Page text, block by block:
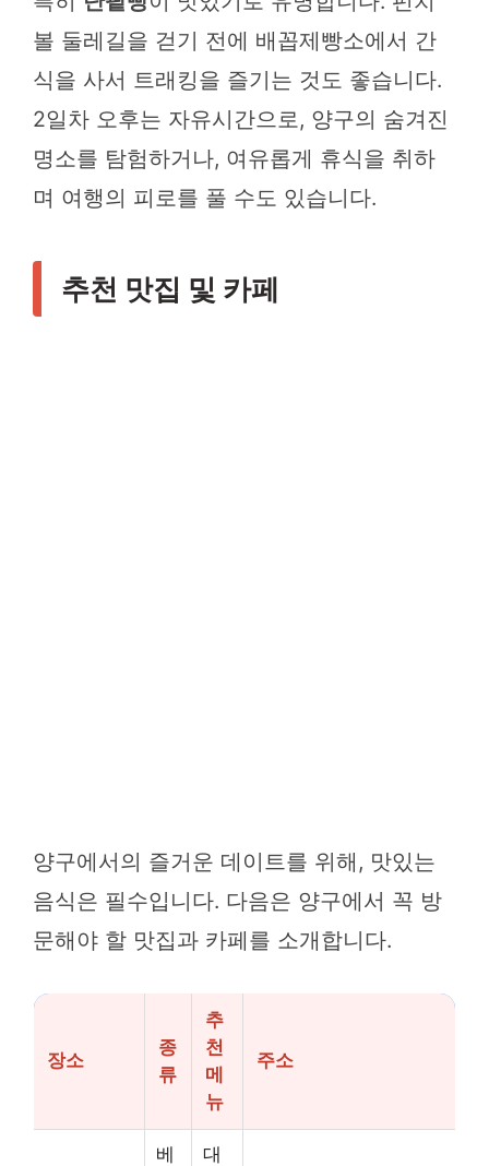
볼 둘레길을 걷기 전에 배꼽제빵소에서 간
식을 사서 트래킹을 즐기는 것도 좋습니다.
2일차 오후는 자유시간으로, 양구의 숨겨진
명소를 탐험하거나, 여유롭게 휴식을 취하
며 여행의 피로를 풀 수도 있습니다.
추천 맛집 및 카페
양구에서의 즐거운 데이트를 위해, 맛있는
음식은 필수입니다. 다음은 양구에서 꼭 방
문해야 할 맛집과 카페를 소개합니다.
장소
종
류
추
천
메
뉴
주소
베
대